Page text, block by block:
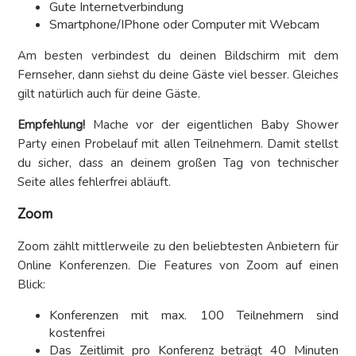
Gute Internetverbindung
Smartphone/IPhone oder Computer mit Webcam
Am besten verbindest du deinen Bildschirm mit dem
Fernseher, dann siehst du deine Gäste viel besser. Gleiches
gilt natürlich auch für deine Gäste.
Empfehlung! Mache vor der eigentlichen Baby Shower
Party einen Probelauf mit allen Teilnehmern. Damit stellst
du sicher, dass an deinem großen Tag von technischer
Seite alles fehlerfrei abläuft.
Zoom
Zoom zählt mittlerweile zu den beliebtesten Anbietern für
Online Konferenzen. Die Features von Zoom auf einen
Blick:
Konferenzen mit max. 100 Teilnehmern sind
kostenfrei
Das Zeitlimit pro Konferenz beträgt 40 Minuten